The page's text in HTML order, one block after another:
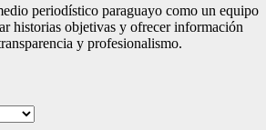
periodístico paraguayo como un equipo
historias objetivas y ofrecer información
y profesionalismo.